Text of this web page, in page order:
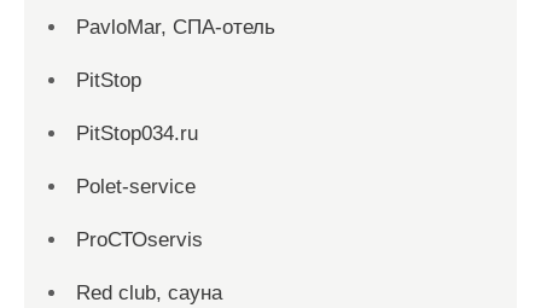
PavloMar, СПА-отель
PitStop
PitStop034.ru
Polet-service
ProСТОservis
Red сlub, сауна